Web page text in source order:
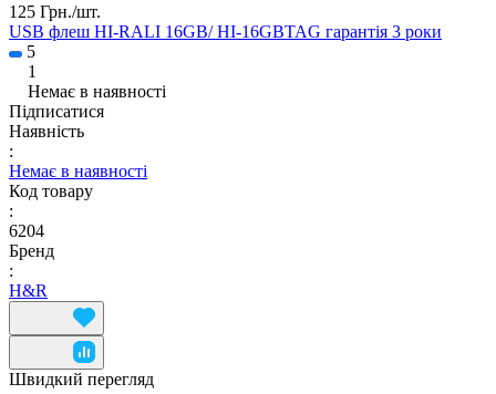
125 Грн./шт.
USB флеш HI-RALI 16GB/ HI-16GBTAG гарантія 3 роки
5
1
Немає в наявності
Підписатися
Наявність
:
Немає в наявності
Код товару
:
6204
Бренд
:
H&R
Швидкий перегляд